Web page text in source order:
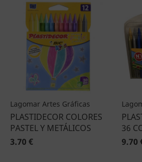
Lagomar Artes Gráficas
PLASTIDECOR COLORES
PASTEL Y METÁLICOS
3.70 €
36
9.70